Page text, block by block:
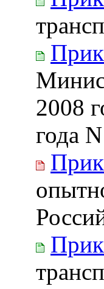
2008
года